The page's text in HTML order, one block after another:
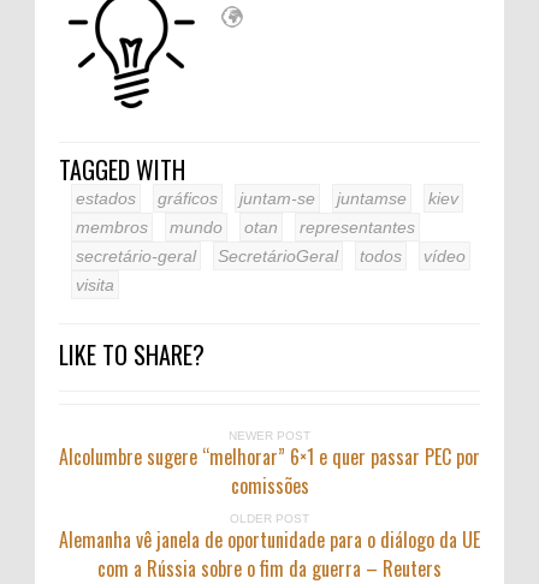
TAGGED WITH
estados gráficos juntam-se juntamse
kiev
membros
mundo otan
representantes
secretário-geral
SecretárioGeral todos
vídeo
visita
LIKE TO SHARE?
NEWER POST
Alcolumbre sugere “melhorar” 6×1 e quer passar PEC por
comissões
OLDER POST
Alemanha vê janela de oportunidade para o diálogo da UE
com a Rússia sobre o fim da guerra – Reuters